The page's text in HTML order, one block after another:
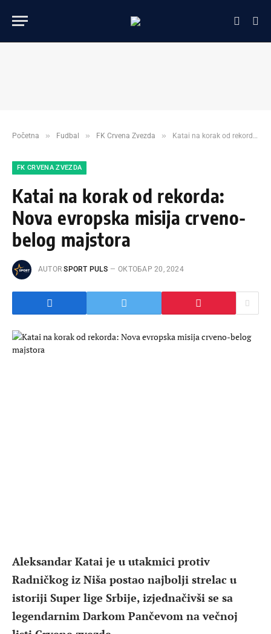
Početna » Fudbal » FK Crvena Zvezda » Katai na korak od rekorda: Nova evropska misija crveno-belog majstora
FK CRVENA ZVEZDA
Katai na korak od rekorda:
Nova evropska misija crveno-
belog majstora
AUTOR SPORT PULS ОКТОБАР 20, 2024
Aleksandar Katai je u utakmici protiv
Radničkog iz Niša postao najbolji strelac u
istoriji Super lige Srbije, izjednačivši se sa
legendarnim Darkom Pančevom na večnoj